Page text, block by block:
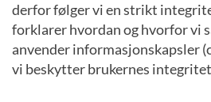
derfor følger vi en strikt
forklarer hvordan og hvorfor vi
anvender informasjonskapsler
vi beskytter brukernes